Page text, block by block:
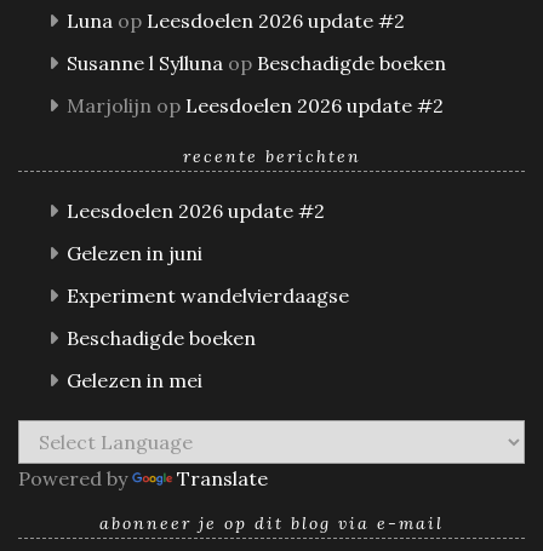
Luna op Leesdoelen 2026 update #2
Susanne l Sylluna op Beschadigde boeken
Marjolijn op Leesdoelen 2026 update #2
recente berichten
Leesdoelen 2026 update #2
Gelezen in juni
Experiment wandelvierdaagse
Beschadigde boeken
Gelezen in mei
Powered by Translate
abonneer je op dit blog via e-mail